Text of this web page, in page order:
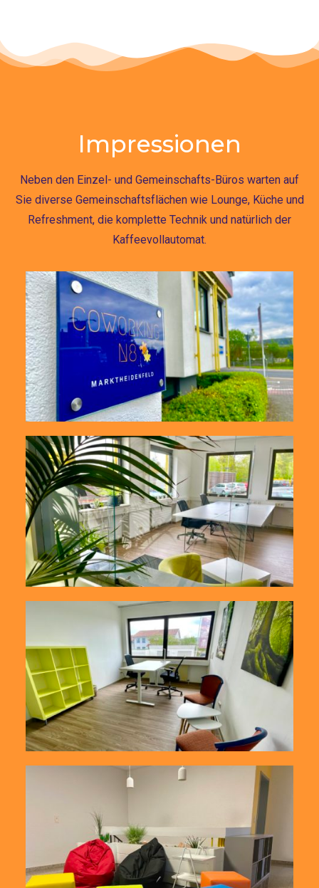
Impressionen
Neben den Einzel- und Gemeinschafts-Büros warten auf
Sie diverse Gemeinschaftsflächen wie Lounge, Küche und
Refreshment, die komplette Technik und natürlich der
Kaffeevollautomat.